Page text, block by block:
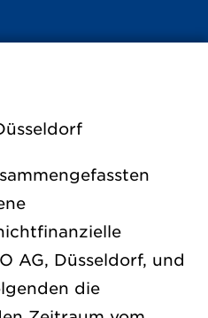
AG, Düsseldorf, und
die